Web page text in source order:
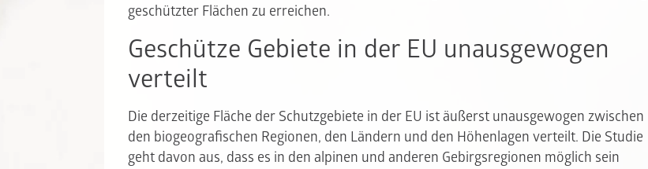
geschützter Flächen zu erreichen.
Geschütze Gebiete in der EU unausgewogen
verteilt
Die derzeitige Fläche der Schutzgebiete in der EU ist äußerst unausgewogen zwischen
den biogeografischen Regionen, den Ländern und den Höhenlagen verteilt. Die Studie
geht davon aus, dass es in den alpinen und anderen Gebirgsregionen möglich sein